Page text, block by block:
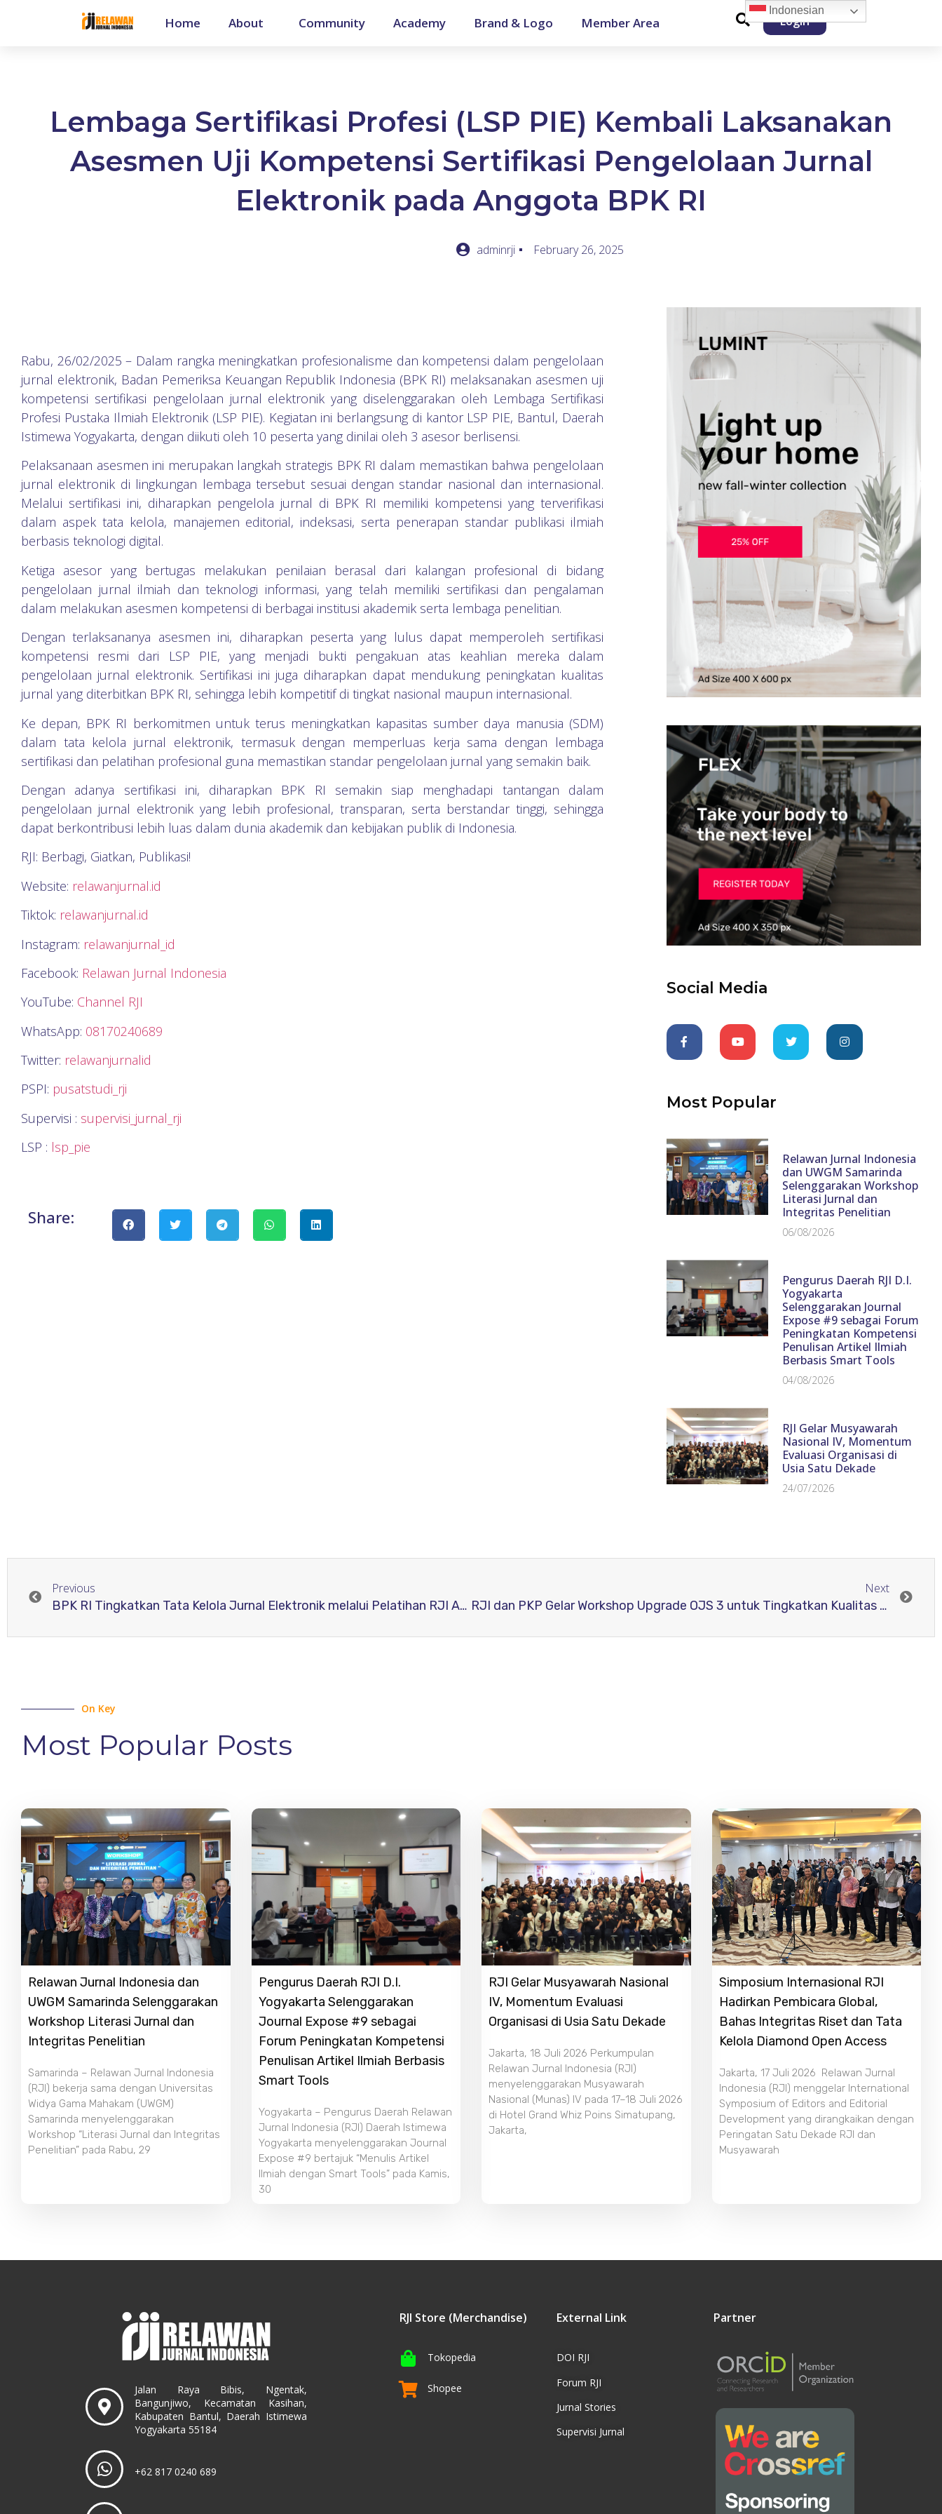
Home About Community Academy Brand & Logo Member Area Login
Lembaga Sertifikasi Profesi (LSP PIE) Kembali Laksanakan
Asesmen Uji Kompetensi Sertifikasi Pengelolaan Jurnal
Elektronik pada Anggota BPK RI
adminrji February 26, 2025
Rabu, 26/02/2025 – Dalam rangka meningkatkan profesionalisme dan kompetensi dalam pengelolaan
jurnal elektronik, Badan Pemeriksa Keuangan Republik Indonesia (BPK RI) melaksanakan asesmen uji
kompetensi sertifikasi pengelolaan jurnal elektronik yang diselenggarakan oleh Lembaga Sertifikasi
Profesi Pustaka Ilmiah Elektronik (LSP PIE). Kegiatan ini berlangsung di kantor LSP PIE, Bantul, Daerah
Istimewa Yogyakarta, dengan diikuti oleh 10 peserta yang dinilai oleh 3 asesor berlisensi.
Pelaksanaan asesmen ini merupakan langkah strategis BPK RI dalam memastikan bahwa pengelolaan
jurnal elektronik di lingkungan lembaga tersebut sesuai dengan standar nasional dan internasional.
Melalui sertifikasi ini, diharapkan pengelola jurnal di BPK RI memiliki kompetensi yang terverifikasi
dalam aspek tata kelola, manajemen editorial, indeksasi, serta penerapan standar publikasi ilmiah
berbasis teknologi digital.
Ketiga asesor yang bertugas melakukan penilaian berasal dari kalangan profesional di bidang
pengelolaan jurnal ilmiah dan teknologi informasi, yang telah memiliki sertifikasi dan pengalaman
dalam melakukan asesmen kompetensi di berbagai institusi akademik serta lembaga penelitian.
Dengan terlaksananya asesmen ini, diharapkan peserta yang lulus dapat memperoleh sertifikasi
kompetensi resmi dari LSP PIE, yang menjadi bukti pengakuan atas keahlian mereka dalam
pengelolaan jurnal elektronik. Sertifikasi ini juga diharapkan dapat mendukung peningkatan kualitas
jurnal yang diterbitkan BPK RI, sehingga lebih kompetitif di tingkat nasional maupun internasional.
Ke depan, BPK RI berkomitmen untuk terus meningkatkan kapasitas sumber daya manusia (SDM)
dalam tata kelola jurnal elektronik, termasuk dengan memperluas kerja sama dengan lembaga
sertifikasi dan pelatihan profesional guna memastikan standar pengelolaan jurnal yang semakin baik.
Dengan adanya sertifikasi ini, diharapkan BPK RI semakin siap menghadapi tantangan dalam
pengelolaan jurnal elektronik yang lebih profesional, transparan, serta berstandar tinggi, sehingga
dapat berkontribusi lebih luas dalam dunia akademik dan kebijakan publik di Indonesia.
RJI: Berbagi, Giatkan, Publikasi!
Website: relawanjurnal.id
Tiktok: relawanjurnal.id
Instagram: relawanjurnal_id
Facebook: Relawan Jurnal Indonesia
YouTube: Channel RJI
WhatsApp: 08170240689
Twitter: relawanjurnalid
PSPI: pusatstudi_rji
Supervisi : supervisi_jurnal_rji
LSP : lsp_pie
Share:
Social Media
Most Popular
Relawan Jurnal Indonesia
dan UWGM Samarinda
Selenggarakan Workshop
Literasi Jurnal dan
Integritas Penelitian
06/08/2026
Pengurus Daerah RJI D.I.
Yogyakarta
Selenggarakan Journal
Expose #9 sebagai Forum
Peningkatan Kompetensi
Penulisan Artikel Ilmiah
Berbasis Smart Tools
04/08/2026
RJI Gelar Musyawarah
Nasional IV, Momentum
Evaluasi Organisasi di
Usia Satu Dekade
24/07/2026
Previous
BPK RI Tingkatkan Tata Kelola Jurnal Elektronik melalui Pelatihan RJI Academy
Next
RJI dan PKP Gelar Workshop Upgrade OJS 3 untuk Tingkatkan Kualitas Tata Kelola Jurnal Elektronik
On Key
Most Popular Posts
Relawan Jurnal Indonesia dan
UWGM Samarinda Selenggarakan
Workshop Literasi Jurnal dan
Integritas Penelitian
Samarinda – Relawan Jurnal Indonesia
(RJI) bekerja sama dengan Universitas
Widya Gama Mahakam (UWGM)
Samarinda menyelenggarakan
Workshop “Literasi Jurnal dan Integritas
Penelitian” pada Rabu, 29
Pengurus Daerah RJI D.I.
Yogyakarta Selenggarakan
Journal Expose #9 sebagai
Forum Peningkatan Kompetensi
Penulisan Artikel Ilmiah Berbasis
Smart Tools
Yogyakarta – Pengurus Daerah Relawan
Jurnal Indonesia (RJI) Daerah Istimewa
Yogyakarta menyelenggarakan Journal
Expose #9 bertajuk “Menulis Artikel
Ilmiah dengan Smart Tools” pada Kamis,
30
RJI Gelar Musyawarah Nasional
IV, Momentum Evaluasi
Organisasi di Usia Satu Dekade
Jakarta, 18 Juli 2026 Perkumpulan
Relawan Jurnal Indonesia (RJI)
menyelenggarakan Musyawarah
Nasional (Munas) IV pada 17–18 Juli 2026
di Hotel Grand Whiz Poins Simatupang,
Jakarta,
Simposium Internasional RJI
Hadirkan Pembicara Global,
Bahas Integritas Riset dan Tata
Kelola Diamond Open Access
Jakarta, 17 Juli 2026 Relawan Jurnal
Indonesia (RJI) menggelar International
Symposium of Editors and Editorial
Development yang dirangkaikan dengan
Peringatan Satu Dekade RJI dan
Musyawarah
Jalan Raya Bibis, Ngentak,
Bangunjiwo, Kecamatan Kasihan,
Kabupaten Bantul, Daerah Istimewa
Yogyakarta 55184
+62 817 0240 689
RJI Store (Merchandise)
Tokopedia
Shopee
External Link
DOI RJI
Forum RJI
Jurnal Stories
Supervisi Jurnal
Partner
Indonesian